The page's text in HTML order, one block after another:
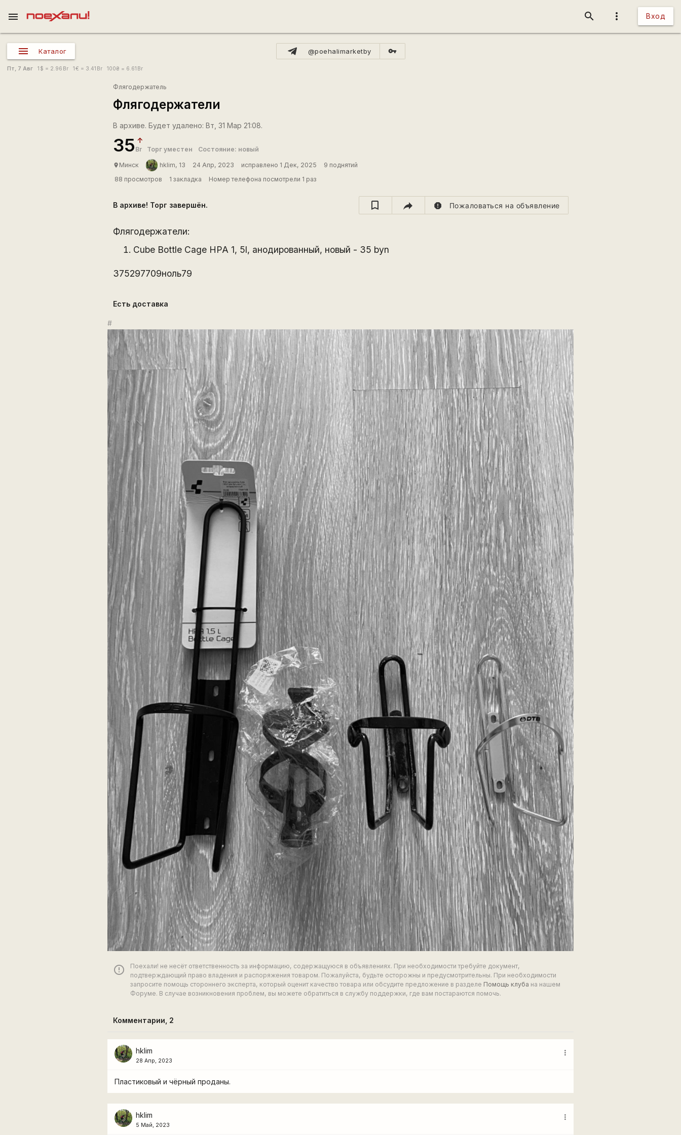
more_vert Вход
search
menu
Каталог @poehalimarketby vpn_key
Пт, 7 Авг 1 $ = 2.96 Br 1€ = 3.41 Br 100₴ = 6.61 Br
Флягодержатель
Флягодержатели
В архиве. Будет удалено: Вт, 31 Мар 21:08.
35 Br Торг уместен Состояние: новый
place Минск hklim, 13 24 Апр, 2023 исправлено 1 Дек, 2025
9 поднятий
88 просмотров
1 закладка Номер телефона посмотрели 1 раз
В архиве! Торг завершён. report Пожаловаться на объявление
Флягодержатели:
Cube Bottle Cage HPA 1, 5l, анодированный, новый - 35 byn
375297709ноль79
Есть доставка
#
error_outline
Поехали! не несёт ответственность за информацию, содержащуюся в объявлениях. При необходимости требуйте документ,
подтверждающий право владения и распоряжения товаром. Пожалуйста, будьте осторожны и предусмотрительны. При необходимости
запросите помощь стороннего эксперта, который оценит качество товара или обсудите предложение в разделе Помощь клуба на нашем
Форуме. В случае возникновения проблем, вы можете обратиться в службу поддержки, где вам постараются помочь.
Комментарии, 2
hklim
28 Апр, 2023
more_vert
Пластиковый и чёрный проданы.
hklim
5 Май, 2023
more_vert